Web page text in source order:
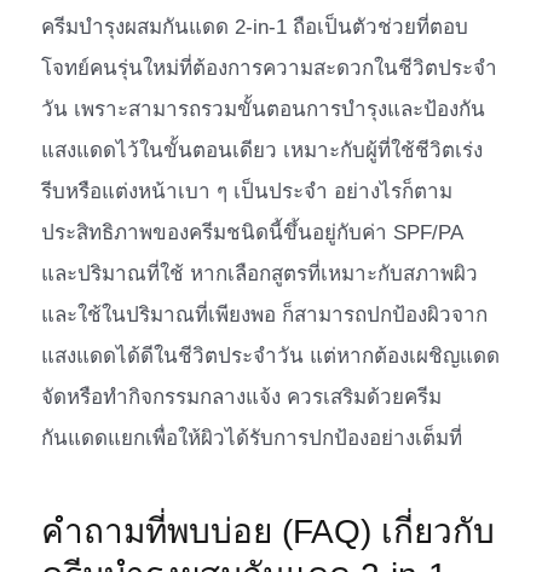
ครีมบำรุงผสมกันแดด 2-in-1 ถือเป็นตัวช่วยที่ตอบ
โจทย์คนรุ่นใหม่ที่ต้องการความสะดวกในชีวิตประจำ
วัน เพราะสามารถรวมขั้นตอนการบำรุงและป้องกัน
แสงแดดไว้ในขั้นตอนเดียว เหมาะกับผู้ที่ใช้ชีวิตเร่ง
รีบหรือแต่งหน้าเบา ๆ เป็นประจำ อย่างไรก็ตาม
ประสิทธิภาพของครีมชนิดนี้ขึ้นอยู่กับค่า SPF/PA
และปริมาณที่ใช้ หากเลือกสูตรที่เหมาะกับสภาพผิว
และใช้ในปริมาณที่เพียงพอ ก็สามารถปกป้องผิวจาก
แสงแดดได้ดีในชีวิตประจำวัน แต่หากต้องเผชิญแดด
จัดหรือทำกิจกรรมกลางแจ้ง ควรเสริมด้วยครีม
กันแดดแยกเพื่อให้ผิวได้รับการปกป้องอย่างเต็มที่
คำถามที่พบบ่อย (FAQ) เกี่ยวกับ